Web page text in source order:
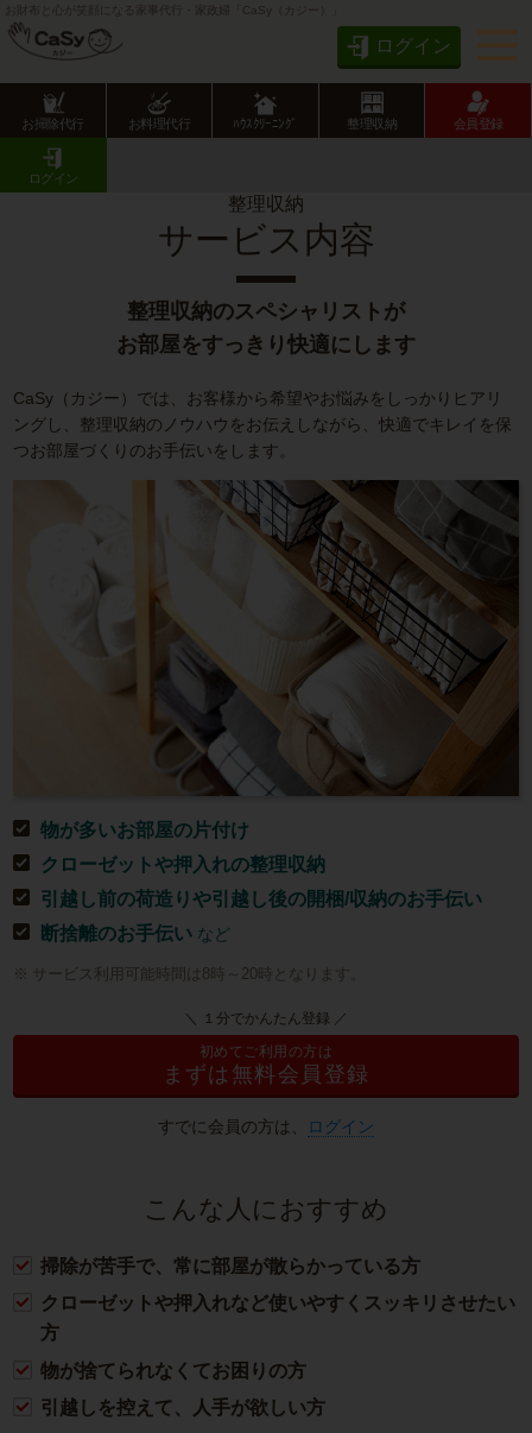
お財布と心が笑顔になる家事代行・家政婦「CaSy（カジー）」
ログイン
お掃除代行 お料理代行 ﾊｳｽｸﾘｰﾆﾝｸﾞ 整理収納 会員登録
ログイン
CaSy TOP
整理収納
サービス内容
整理収納のスペシャリストが
お部屋をすっきり快適にします
CaSy（カジー）では、お客様から希望やお悩みをしっかりヒアリ
ングし、整理収納のノウハウをお伝えしながら、快適でキレイを保
つお部屋づくりのお手伝いをします。
物が多いお部屋の片付け
クローゼットや押入れの整理収納
引越し前の荷造りや引越し後の開梱/収納のお手伝い
断捨離のお手伝い など
サービス利用可能時間は8時～20時となります。
＼ １分でかんたん登録 ／
初めてご利用の方は
まずは無料会員登録
すでに会員の方は、 ログイン
こんな人におすすめ
掃除が苦手で、常に部屋が散らかっている方
クローゼットや押入れなど使いやすくスッキリさせたい
方
物が捨てられなくてお困りの方
引越しを控えて、人手が欲しい方